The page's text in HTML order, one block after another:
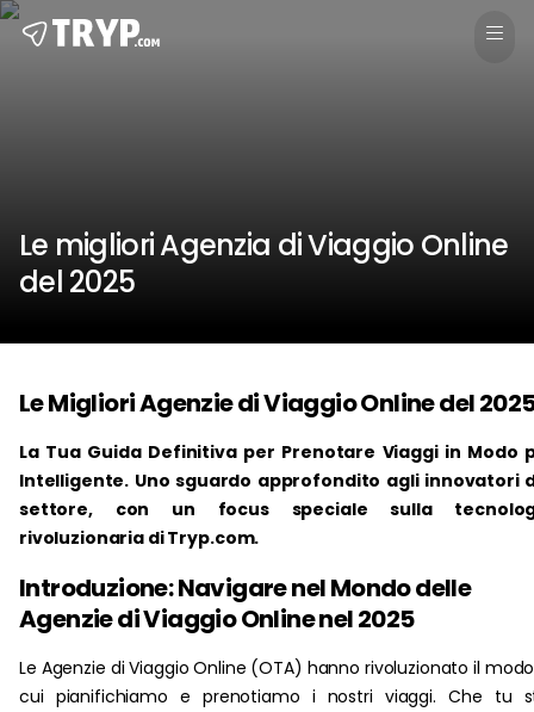
Le migliori Agenzia di Viaggio Online
del 2025
Le Migliori Agenzie di Viaggio Online del
La Tua Guida Definitiva per Prenotare Viaggi in Modo
Intelligente. Uno sguardo approfondito agli innovatori
settore, con un focus speciale sulla
rivoluzionaria di Tryp.com.
Introduzione: Navigare nel Mondo delle
Agenzie di Viaggio Online nel 2025
Le Agenzie di Viaggio Online (OTA) hanno rivoluzionato il
cui pianifichiamo e prenotiamo i nostri viaggi. Che tu